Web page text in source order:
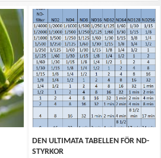
DEN ULTIMATA TABELLEN FÖR ND-
STYRKOR